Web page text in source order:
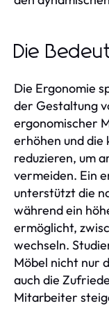
Die
Die Ergonomie
der Gestaltung
ergonomischer
erhöhen und die
reduzieren, um
vermeiden. Ein
unterstützt die
während ein
ermöglicht,
wechseln.
Möbel nicht nur
auch die
Mitarbeiter